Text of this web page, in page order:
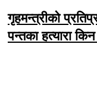
गृहमन्त्रीको
पन्तका हत्यारा